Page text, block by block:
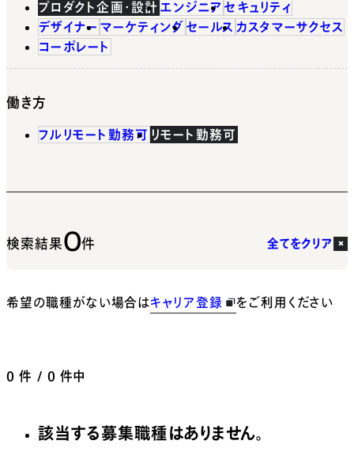
プロダクト企画・設計 エンジニア セキュリティ
デザイナー マーケティング セールス カスタマーサクセス
コーポレート
働き方
フルリモート勤務可 リモート勤務可
検索結果0件 全てをクリア
希望の職種がない場合はキャリア登録 をご利用ください
0 件 / 0 件中
該当する募集職種はありません。